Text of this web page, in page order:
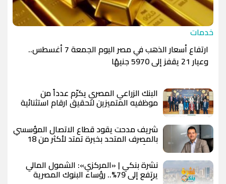
خدمات
ارتفاع أسعار الذهب في مصر اليوم الجمعة 7 أغسطس..
وعيار 21 يقفز إلى 5970 جنيهًا
البنك الزراعي المصري يكرّم عدداً من
موظفيه المتميزين لتحقيق ارقام استثنائية
في القروض الشخصية خلال الربع الأول من
2026
شريف مدحت يقود قطاع الاتصال المؤسسي
بالمصرف المتحد بخبرة تمتد لأكثر من 18
عاماً
نشرة بنكي | «المركزي»: الشمول المالي
يرتفع إلى 79%.. رؤساء البنوك المصرية